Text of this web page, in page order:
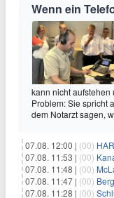
Wenn ein
kann nicht aufstehen
Problem: Sie spricht
dem Notarzt sagen,
07.08. 12:00 | (00) HARK
07.08. 11:53 | (00)
07.08. 11:48 | (00)
07.08. 11:47 | (00)
07.08. 11:28 | (00) Schluss